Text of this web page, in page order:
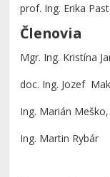
prof. Ing. Erika
Členovia
Mgr. Ing. Kristína
doc. Ing. Jozef
Ing. Marián
Ing. Martin Rybár